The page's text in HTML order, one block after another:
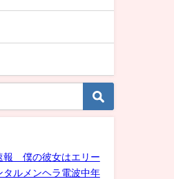
報 僕の彼女はエリー
タルメンヘラ電波中年